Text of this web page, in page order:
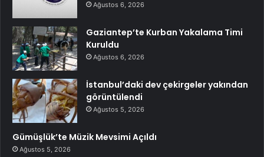
Ağustos 6, 2026
Gaziantep’te Kurban Yakalama Timi
Kuruldu
Ağustos 6, 2026
İstanbul’daki dev çekirgeler yakından
görüntülendi
Ağustos 5, 2026
Gümüşlük’te Müzik Mevsimi Açıldı
Ağustos 5, 2026